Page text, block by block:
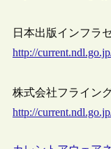
日本出版インフラ
http://
株式会社フライン
http://